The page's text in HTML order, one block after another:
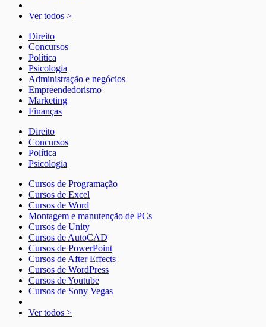
Ver todos >
Direito
Concursos
Política
Psicologia
Administração e negócios
Empreendedorismo
Marketing
Finanças
Direito
Concursos
Política
Psicologia
Cursos de Programação
Cursos de Excel
Cursos de Word
Montagem e manutenção de PCs
Cursos de Unity
Cursos de AutoCAD
Cursos de PowerPoint
Cursos de After Effects
Cursos de WordPress
Cursos de Youtube
Cursos de Sony Vegas
Ver todos >